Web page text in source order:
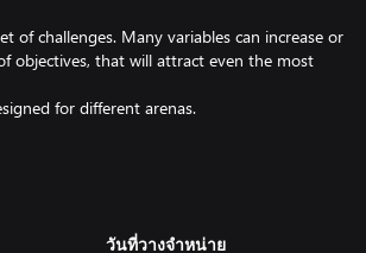
of challenges. Many variables can increase or
objectives, that will attract even the most
for different arenas.
in 2 singleplayer game modes: HIGH
วันที่วางจำหน่าย